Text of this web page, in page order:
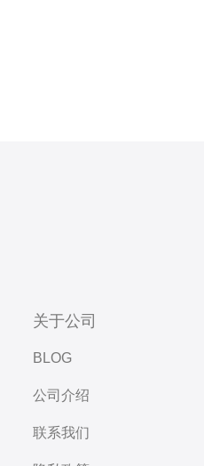
关于公司
BLOG
公司介绍
联系我们